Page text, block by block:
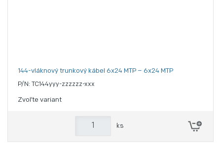
144-vláknový trunkový kábel 6x24 MTP – 6x24 MTP
P/N: TC144yyy-zzzzzz-xxx
Zvoľte variant
ks